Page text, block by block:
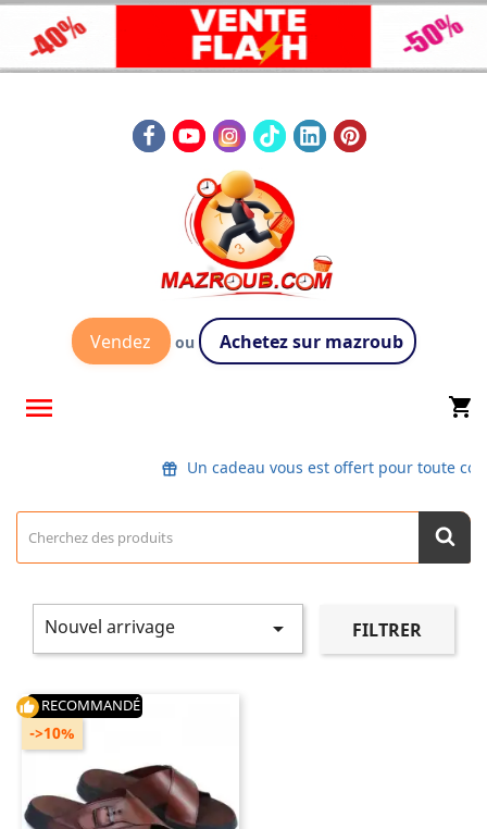
Vendez ou Achetez sur mazroub
 shopping_cart
Un cadeau vous est offert pour toute
Nouvel arrivage  FILTRER
thumb_up RECOMMANDÉ
->10%